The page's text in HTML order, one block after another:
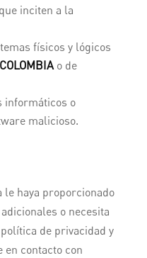
inciten a la
físicos y lógicos
o de
o
malicioso.
le haya proporcionado
o necesita
de privacidad y
en contacto con